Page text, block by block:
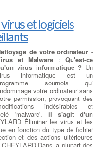
et logiciels
de votre ordinateur -
et Malware : Qu'est-ce
virus informatique ? Un
informatique est un
sournois qui
votre ordinateur sans
permission, provoquant des
indésirables et
'malware', il s'agit d'un
Éliminer les virus et les
en fonction du type de fichier
et des actions ultérieures
Dans la plupart des